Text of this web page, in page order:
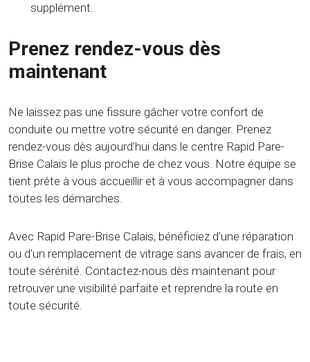
supplément.
Prenez rendez-vous dès
maintenant
Ne laissez pas une fissure gâcher votre confort de
conduite ou mettre votre sécurité en danger. Prenez
rendez-vous dès aujourd’hui dans le centre Rapid Pare-
Brise Calais le plus proche de chez vous. Notre équipe se
tient prête à vous accueillir et à vous accompagner dans
toutes les démarches.
Avec Rapid Pare-Brise Calais, bénéficiez d’une réparation
ou d’un remplacement de vitrage sans avancer de frais, en
toute sérénité. Contactez-nous dès maintenant pour
retrouver une visibilité parfaite et reprendre la route en
toute sécurité.